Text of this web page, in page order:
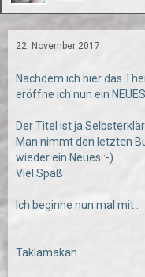
22. November 2017
Nachdem ich hier das
eröffne ich nun ein NEUES.
Der Titel ist ja
Man nimmt den letzten
wieder ein Neues :-).
Viel Spaß
Ich beginne nun mal mit :
Taklamakan